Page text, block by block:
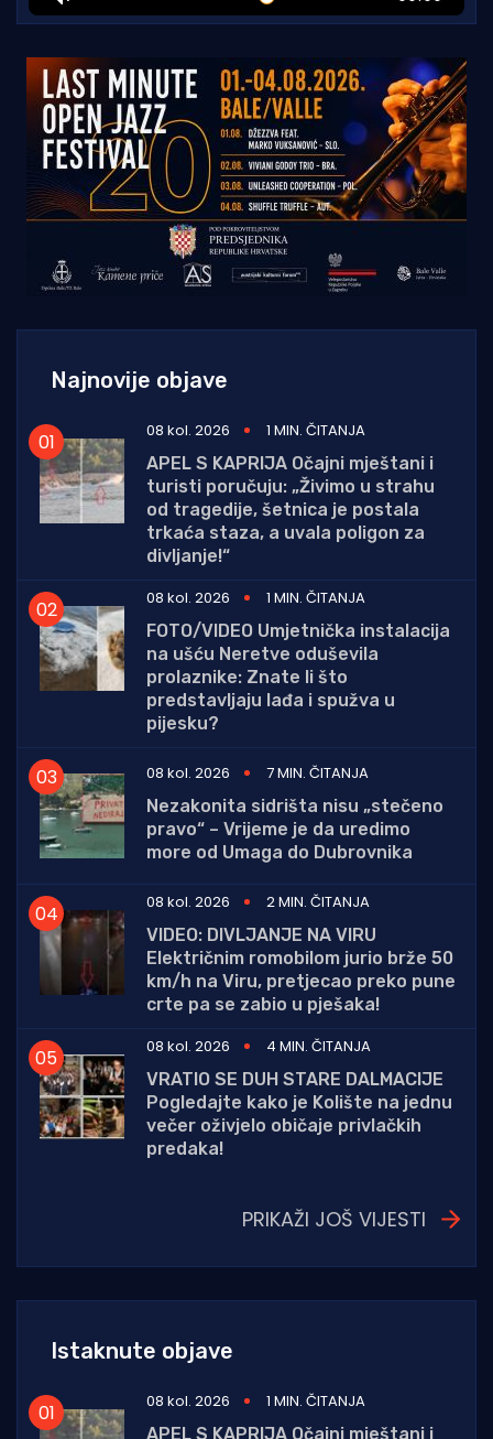
Najnovije objave
08 kol. 2026
1 MIN. ČITANJA
APEL S KAPRIJA Očajni mještani i
turisti poručuju: „Živimo u strahu
od tragedije, šetnica je postala
trkaća staza, a uvala poligon za
divljanje!“
08 kol. 2026
1 MIN. ČITANJA
FOTO/VIDEO Umjetnička instalacija
na ušću Neretve oduševila
prolaznike: Znate li što
predstavljaju lađa i spužva u
pijesku?
08 kol. 2026
7 MIN. ČITANJA
Nezakonita sidrišta nisu „stečeno
pravo“ – Vrijeme je da uredimo
more od Umaga do Dubrovnika
08 kol. 2026
2 MIN. ČITANJA
VIDEO: DIVLJANJE NA VIRU
Električnim romobilom jurio brže 50
km/h na Viru, pretjecao preko pune
crte pa se zabio u pješaka!
08 kol. 2026
4 MIN. ČITANJA
VRATIO SE DUH STARE DALMACIJE
Pogledajte kako je Kolište na jednu
večer oživjelo običaje privlačkih
predaka!
PRIKAŽI JOŠ VIJESTI
Istaknute objave
08 kol. 2026
1 MIN. ČITANJA
APEL S KAPRIJA Očajni mještani i